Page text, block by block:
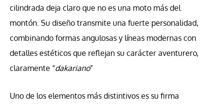
cilindrada deja claro que no es una moto más del
montón. Su diseño transmite una fuerte personalidad,
combinando formas angulosas y líneas modernas con
detalles estéticos que reflejan su carácter aventurero,
claramente “dakariano”
Uno de los elementos más distintivos es su firma